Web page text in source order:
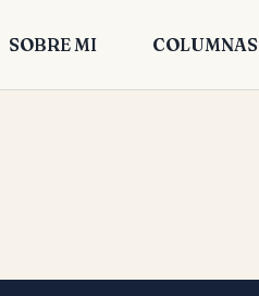
SOBRE MI COLUMNAS